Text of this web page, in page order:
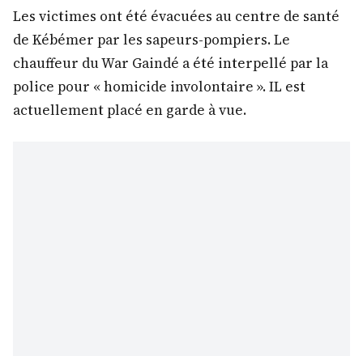
Les victimes ont été évacuées au centre de santé
de Kébémer par les sapeurs-pompiers. Le
chauffeur du War Gaindé a été interpellé par la
police pour « homicide involontaire ». IL est
actuellement placé en garde à vue.